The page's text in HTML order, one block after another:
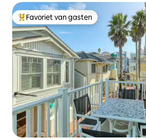
Topfavoriet van gasten
Favoriet van gasten